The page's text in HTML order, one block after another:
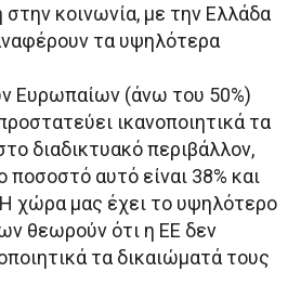
κοινωνία, με την Ελλάδα
τα υψηλότερα
Ευρωπαίων (άνω του 50%)
ικανοποιητικά τα
διαδικτυακό περιβάλλον,
ποσοστό αυτό είναι 38% και
χώρα μας έχει το υψηλότερο
θεωρούν ότι η ΕΕ δεν
τα δικαιώματά τους